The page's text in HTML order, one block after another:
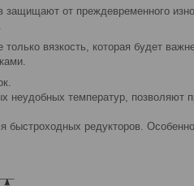
от преждевременного
только вязкость, которая будет
неудобных температур, позволяют
быстроходных редукторов.